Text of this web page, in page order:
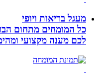
מעגל בריאות ויופי
כל המומחים מתחום
לכם מענה מקצועי ומהימן